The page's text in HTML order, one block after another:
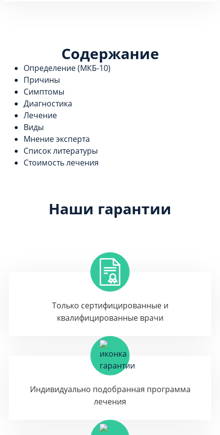
Содержание
Определение (МКБ-10)
Причины
Симптомы
Диагностика
Лечение
Виды
Мнение эксперта
Список литературы
Стоимость лечения
Наши гарантии
Только сертифицированные и
квалифицированные врачи
Индивидуально подобранная программа
лечения